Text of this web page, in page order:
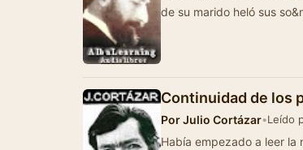
de su marido heló sus
Continuidad de los
PorJulio Cortázar•Leído
Había empezado a leer la